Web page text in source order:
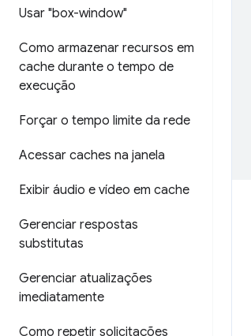
Usar "box-window"
Como armazenar recursos em
cache durante o tempo de
execução
Forçar o tempo limite da rede
Acessar caches na janela
Exibir áudio e vídeo em cache
Gerenciar respostas
substitutas
Gerenciar atualizações
imediatamente
Como repetir solicitações